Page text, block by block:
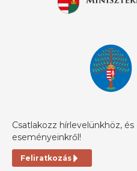
Csatlakozz hírlevelünkhöz,
eseményeinkről!
Feliratkozás